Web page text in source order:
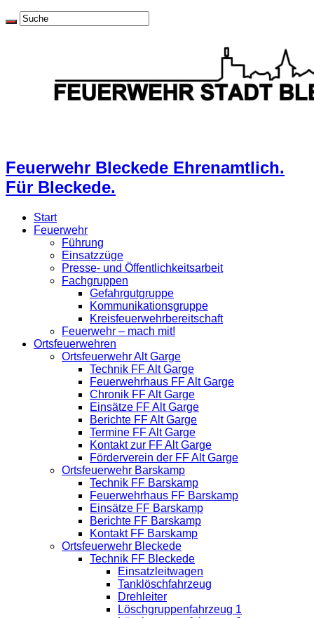
Feuerwehr Bleckede Ehrenamtlich.
Für Bleckede.
Start
Feuerwehr
Führung
Einsatzzüge
Presse- und Öffentlichkeitsarbeit
Fachgruppen
Gefahrgutgruppe
Kommunikationsgruppe
Kreisfeuerwehrbereitschaft
Feuerwehr – mach mit!
Ortsfeuerwehren
Ortsfeuerwehr Alt Garge
Technik FF Alt Garge
Feuerwehrhaus FF Alt Garge
Chronik FF Alt Garge
Einsätze FF Alt Garge
Berichte FF Alt Garge
Termine FF Alt Garge
Kontakt zur FF Alt Garge
Förderverein der FF Alt Garge
Ortsfeuerwehr Barskamp
Technik FF Barskamp
Feuerwehrhaus FF Barskamp
Einsätze FF Barskamp
Berichte FF Barskamp
Kontakt FF Barskamp
Ortsfeuerwehr Bleckede
Technik FF Bleckede
Einsatzleitwagen
Tanklöschfahrzeug
Drehleiter
Löschgruppenfahrzeug 1